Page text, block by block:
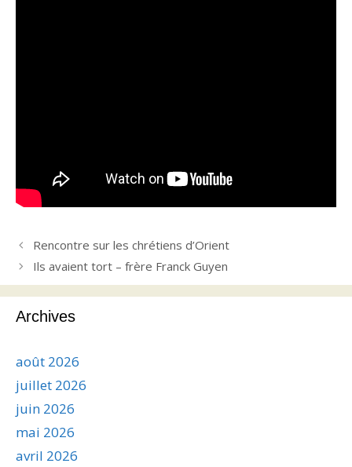
Rencontre sur les chrétiens d’Orient
Ils avaient tort – frère Franck Guyen
Archives
août 2026
juillet 2026
juin 2026
mai 2026
avril 2026